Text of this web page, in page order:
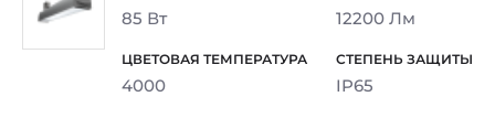
85 Вт 12200 Лм
4000 IP65